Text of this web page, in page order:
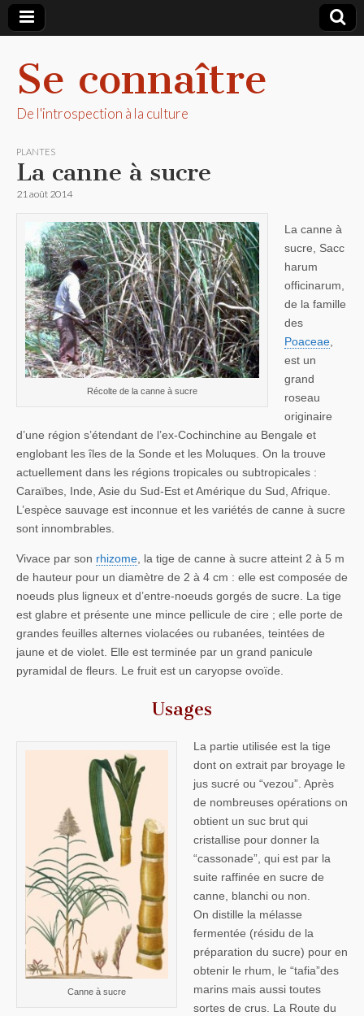
Se connaître
De l'introspection à la culture
PLANTES
La canne à sucre
21 août 2014
Récolte de la canne à sucre
La canne à
sucre, Sacc
harum
officinarum,
de la famille
des
Poaceae,
est un
grand
roseau
originaire
d’une région s’étendant de l’ex-Cochinchine au Bengale et
englobant les îles de la Sonde et les Moluques. On la trouve
actuellement dans les régions tropicales ou subtropicales :
Caraïbes, Inde, Asie du Sud-Est et Amérique du Sud, Afrique.
L’espèce sauvage est inconnue et les variétés de canne à sucre
sont innombrables.
Vivace par son rhizome, la tige de canne à sucre atteint 2 à 5 m
de hauteur pour un diamètre de 2 à 4 cm : elle est composée de
noeuds plus ligneux et d’entre-noeuds gorgés de sucre. La tige
est glabre et présente une mince pellicule de cire ; elle porte de
grandes feuilles alternes violacées ou rubanées, teintées de
jaune et de violet. Elle est terminée par un grand panicule
pyramidal de fleurs. Le fruit est un caryopse ovoïde.
Usages
Canne à sucre
La partie utilisée est la tige
dont on extrait par broyage le
jus sucré ou “vezou”. Après
de nombreuses opérations on
obtient un suc brut qui
cristallise pour donner la
“cassonade”, qui est par la
suite raffinée en sucre de
canne, blanchi ou non.
On distille la mélasse
fermentée (résidu de la
préparation du sucre) pour en
obtenir le rhum, le “tafia”des
marins mais aussi toutes
sortes de crus. La Route du